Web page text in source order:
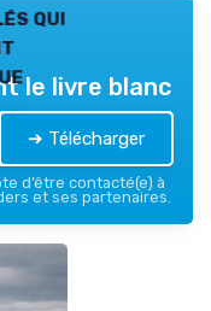
qui
le livre blanc
➔ Télécharger
d’être contacté(e) à
et ses partenaires.